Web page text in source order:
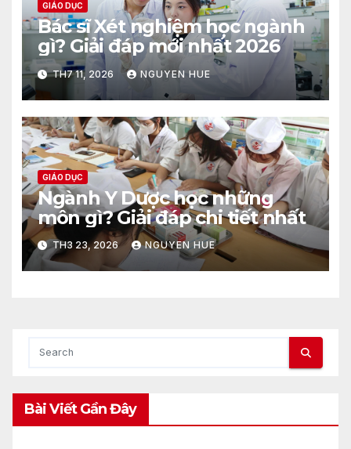
GIÁO DỤC
Bác sĩ Xét nghiệm học ngành
gì? Giải đáp mới nhất 2026
TH7 11, 2026 NGUYEN HUE
GIÁO DỤC
Ngành Y Dược học những
môn gì? Giải đáp chi tiết nhất
TH3 23, 2026 NGUYEN HUE
Bài Viết Gần Đây